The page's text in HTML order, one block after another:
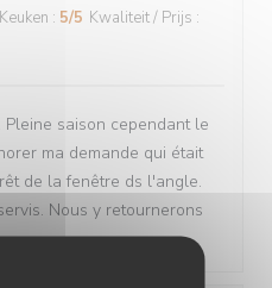
Keuken : 5/5 Kwaliteit / Prijs :
saison cependant le
ma demande qui était
de la fenêtre ds l'angle.
Nous y retournerons